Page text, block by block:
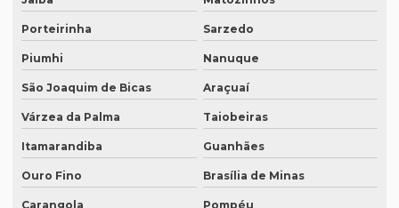
Empresa de tradutores juramentados em brasília
Empresa de tradutores juramentados em fortaleza
Empresa de transcrição de audio
Empresas especializadas em tradução
Empresas que fazem tradução
Empresas que fazem tradução técnica
Porteirinha Sarzedo
Piumhi Nanuque
São Joaquim de Bicas Araçuaí
Várzea da Palma Taiobeiras
Itamarandiba Guanhães
Ouro Fino Brasília de Minas
Carangola Pompéu